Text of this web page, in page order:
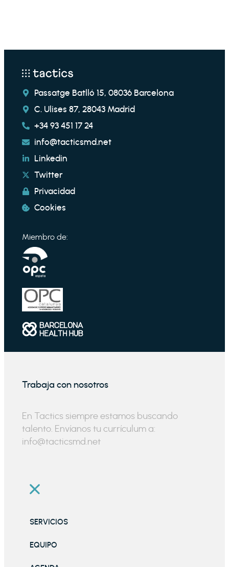
Passatge Batlló 15, 08036 Barcelona
C. Ulises 87, 28043 Madrid
+34 93 451 17 24
info@tacticsmd.net
Linkedin
Twitter
Privacidad
Cookies
Miembro de:
Trabaja con nosotros
En Tactics siempre estamos buscando
talento. Envíanos tu currículum a:
info@tacticsmd.net
SERVICIOS
EQUIPO